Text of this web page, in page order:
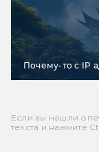
Почему-то с IP
Если вы нашли
текста и нажмите